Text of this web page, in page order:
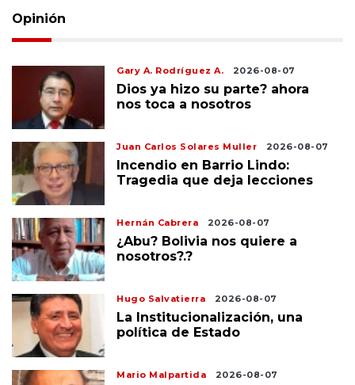
Opinión
Gary A. Rodríguez A. 2026-08-07
Dios ya hizo su parte? ahora
nos toca a nosotros
Juan Carlos Solares Muller 2026-08-07
Incendio en Barrio Lindo:
Tragedia que deja lecciones
Hernán Cabrera 2026-08-07
¿Abu? Bolivia nos quiere a
nosotros?.?
Hugo Salvatierra 2026-08-07
La Institucionalización, una
política de Estado
Mario Malpartida 2026-08-07